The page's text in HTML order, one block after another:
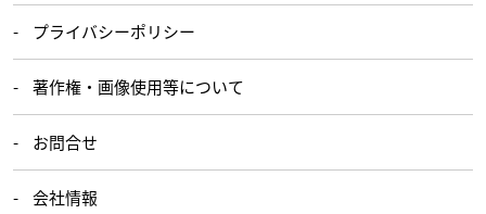
プライバシーポリシー
著作権・画像使用等について
お問合せ
会社情報